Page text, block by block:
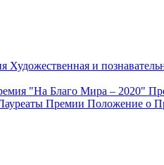
Художественная и
"На Благо Мира – 2020"
Премии Положение о